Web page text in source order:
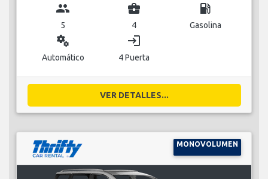
group
5
business_center
4
local_gas_station
Gasolina
miscellaneous_services
Automático
login
4 Puerta
VER DETALLES...
MONOVOLUMEN